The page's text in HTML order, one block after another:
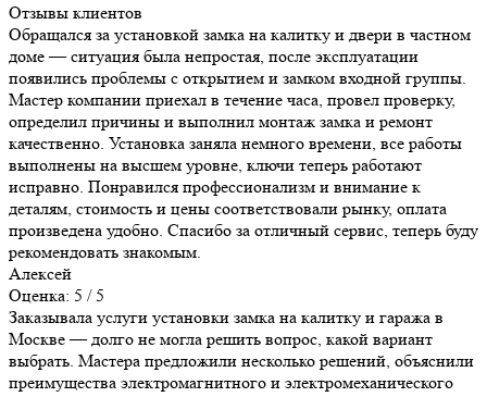
Отзывы клиентов
Обращался за установкой замка на калитку и двери в частном
доме — ситуация была непростая, после эксплуатации
появились проблемы с открытием и замком входной группы.
Мастер компании приехал в течение часа, провел проверку,
определил причины и выполнил монтаж замка и ремонт
качественно. Установка заняла немного времени, все работы
выполнены на высшем уровне, ключи теперь работают
исправно. Понравился профессионализм и внимание к
деталям, стоимость и цены соответствовали рынку, оплата
произведена удобно. Спасибо за отличный сервис, теперь буду
рекомендовать знакомым.
Алексей
Оценка: 5 / 5
Заказывала услуги установки замка на калитку и гаража в
Москве — долго не могла решить вопрос, какой вариант
выбрать. Мастера предложили несколько решений, объяснили
преимущества электромагнитного и электромеханического